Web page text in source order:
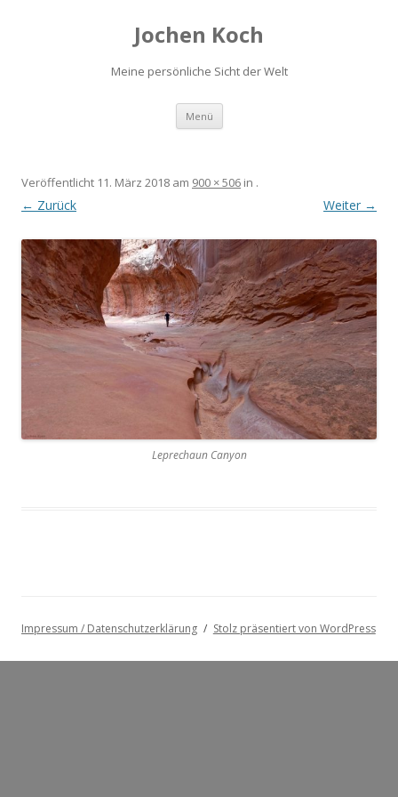
Jochen Koch
Meine persönliche Sicht der Welt
Menü Zum
springen
Veröffentlicht 11. März 2018 am 900 × 506 in .
← Zurück Weiter →
Leprechaun Canyon
Impressum / Datenschutzerklärung Stolz präsentiert von WordPress